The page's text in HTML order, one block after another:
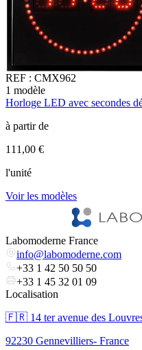
REF : CMX962
1 modèle
Horloge LED avec secondes
à partir de
111,00 €
l'unité
Voir les modèles
Labomoderne France
info@labomoderne.com
+33 1 42 50 50 50
+33 1 45 32 01 09
Localisation
🇫🇷 ​14 ter avenue des
92230 Gennevilliers- France